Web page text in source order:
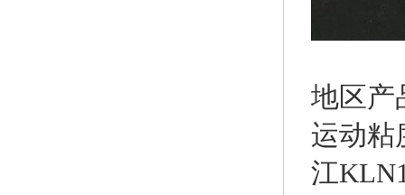
地区
运动粘
江